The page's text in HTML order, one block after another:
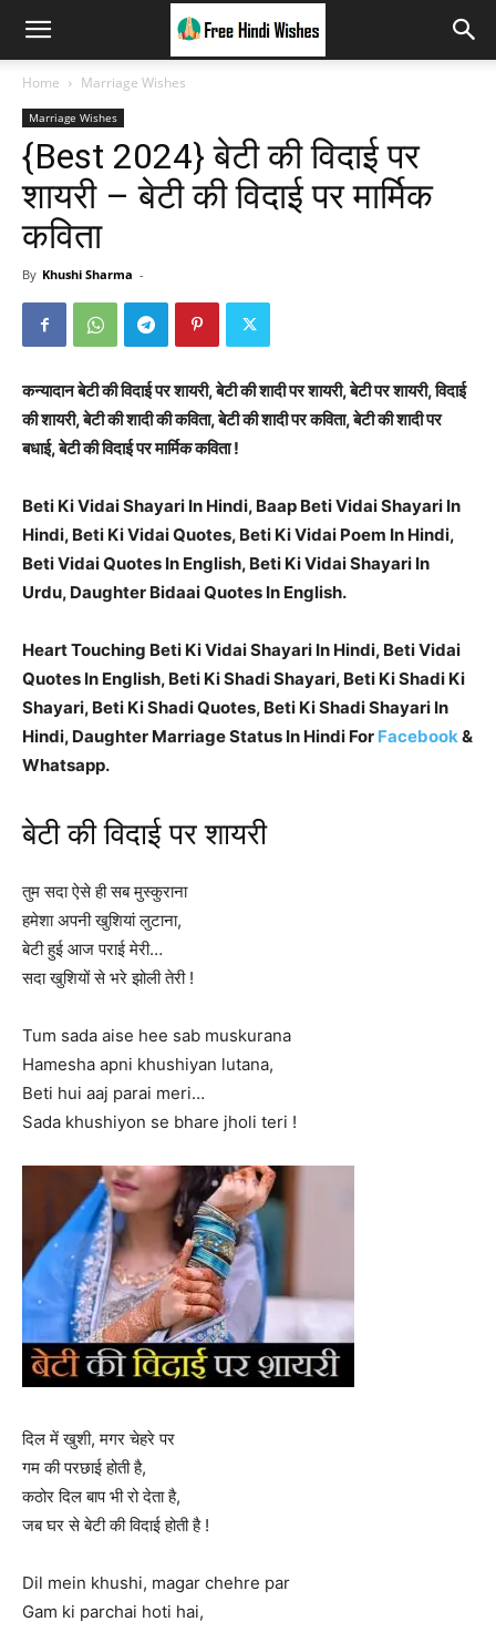
Home Marriage Wishes
Marriage Wishes
{Best 2024} बेटी की विदाई पर
शायरी – बेटी की विदाई पर मार्मिक
कविता
By Khushi Sharma -
कन्यादान बेटी की विदाई पर शायरी, बेटी की शादी पर शायरी, बेटी पर शायरी, विदाई
की शायरी, बेटी की शादी की कविता, बेटी की शादी पर कविता, बेटी की शादी पर
बधाई, बेटी की विदाई पर मार्मिक कविता !
Beti Ki Vidai Shayari In Hindi, Baap Beti Vidai Shayari In
Hindi, Beti Ki Vidai Quotes, Beti Ki Vidai Poem In Hindi,
Beti Vidai Quotes In English, Beti Ki Vidai Shayari In
Urdu, Daughter Bidaai Quotes In English.
Heart Touching Beti Ki Vidai Shayari In Hindi, Beti Vidai
Quotes In English, Beti Ki Shadi Shayari, Beti Ki Shadi Ki
Shayari, Beti Ki Shadi Quotes, Beti Ki Shadi Shayari In
Hindi, Daughter Marriage Status In Hindi For Facebook&
Whatsapp.
बेटी की विदाई पर शायरी
तुम सदा ऐसे ही सब मुस्कुराना
हमेशा अपनी खुशियां लुटाना,
बेटी हुई आज पराई मेरी…
सदा खुशियों से भरे झोली तेरी !
Tum sada aise hee sab muskurana
Hamesha apni khushiyan lutana,
Beti hui aaj parai meri…
Sada khushiyon se bhare jholi teri !
दिल में खुशी, मगर चेहरे पर
गम की परछाई होती है,
कठोर दिल बाप भी रो देता है,
जब घर से बेटी की विदाई होती है !
Dil mein khushi, magar chehre par
Gam ki parchai hoti hai,